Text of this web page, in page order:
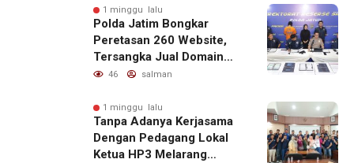
1 minggu lalu
Polda Jatim Bongkar
Peretasan 260 Website,
Tersangka Jual Domain
untuk Promosi Judi Online
46 salman
1 minggu lalu
Tanpa Adanya Kerjasama
Dengan Pedagang Lokal
Ketua HP3 Melarang